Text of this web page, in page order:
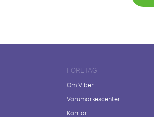
FÖRETAG
Om Viber
Varumärkescenter
Karriär